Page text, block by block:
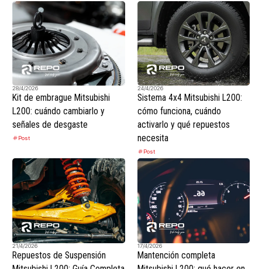
28/4/2026
Kit de embrague Mitsubishi
L200: cuándo cambiarlo y
señales de desgaste
Post
24/4/2026
Sistema 4x4 Mitsubishi L200:
cómo funciona, cuándo
activarlo y qué repuestos
necesita
Post
21/4/2026
Repuestos de Suspensión
17/4/2026
Mantención completa